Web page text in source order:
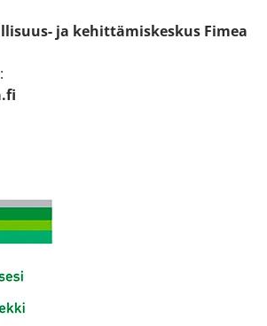
ja kehittämiskeskus Fimea